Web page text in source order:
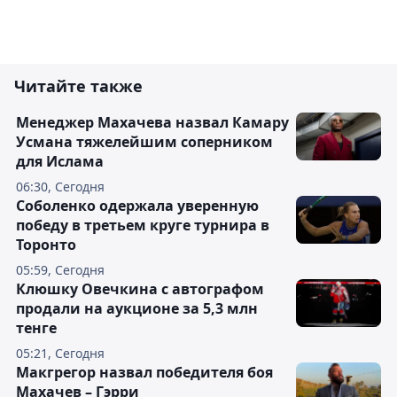
Читайте также
06:30, Сегодня
Менеджер Махачева назвал Камару
Усмана тяжелейшим соперником
для Ислама
05:59, Сегодня
Соболенко одержала уверенную
победу в третьем круге турнира в
Торонто
05:21, Сегодня
Клюшку Овечкина с автографом
продали на аукционе за 5,3 млн
тенге
Макгрегор назвал победителя боя
Махачев – Гэрри